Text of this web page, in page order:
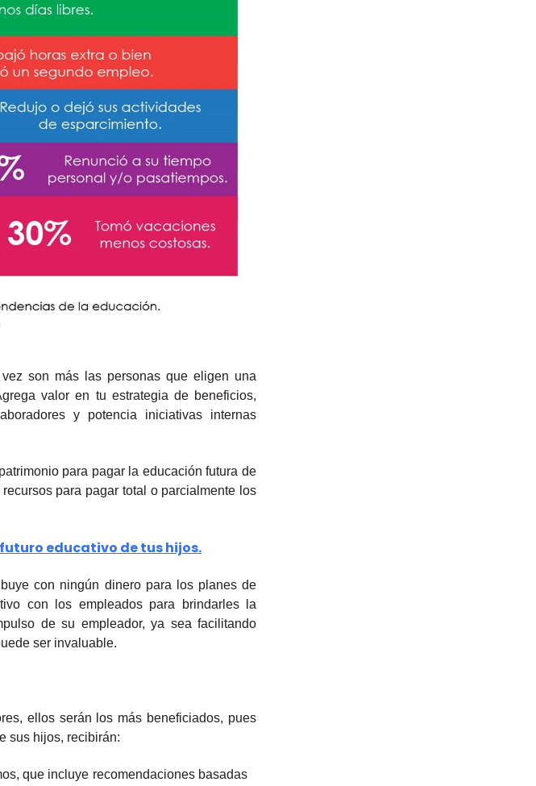
son más las personas que eligen una
valor en tu estrategia de beneficios,
y potencia iniciativas internas
para pagar la educación futura de
para pagar total o parcialmente los
educativo de tus hijos.
con ningún dinero para los planes de
con los empleados para brindarles la
de su empleador, ya sea facilitando
ser invaluable.
ellos serán los más beneficiados, pues
sus hijos, recibirán:
que incluye recomendaciones basadas